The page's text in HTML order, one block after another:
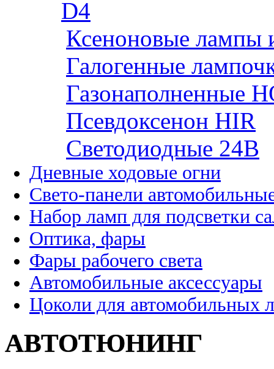
D4
Ксеноновые лампы
Галогенные
Газонаполненные
Псевдоксенон HIR
Cветодиодные 24B
Дневные ходовые огни
Свето-панели
Набор ламп для подсветки
Оптика, фары
Фары рабочего света
Автомобильные аксессуары
Цоколи для автомобильных
АВТОТЮНИНГ